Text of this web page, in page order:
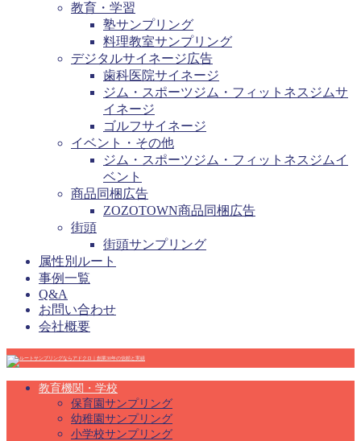
教育・学習
塾サンプリング
料理教室サンプリング
デジタルサイネージ広告
歯科医院サイネージ
ジム・スポーツジム・フィットネスジムサ
イネージ
ゴルフサイネージ
イベント・その他
ジム・スポーツジム・フィットネスジムイ
ベント
商品同梱広告
ZOZOTOWN商品同梱広告
街頭
街頭サンプリング
属性別ルート
事例一覧
Q&A
お問い合わせ
会社概要
教育機関・学校
保育園サンプリング
幼稚園サンプリング
小学校サンプリング